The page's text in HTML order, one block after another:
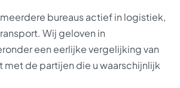
bureaus actief in logistiek,
Wij geloven in
een eerlijke vergelijking van
met de partijen die u waarschijnlijk